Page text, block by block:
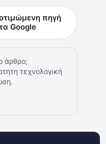
πηγή
Google
άρθρο;
τεχνολογική